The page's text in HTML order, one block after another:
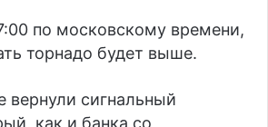
по московскому времени,
торнадо будет выше.
вернули сигнальный
как и банка со